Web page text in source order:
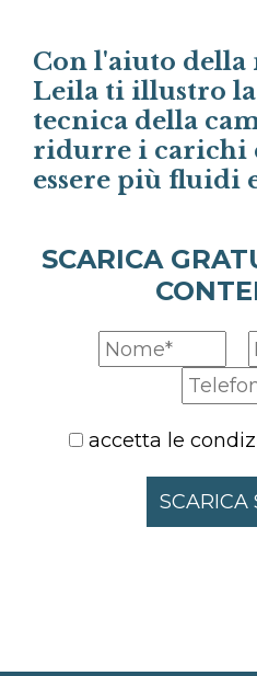
Con l'aiuto della
Leila ti illustro
tecnica della
ridurre i carichi
essere più fluidi
SCARICA
accetta le